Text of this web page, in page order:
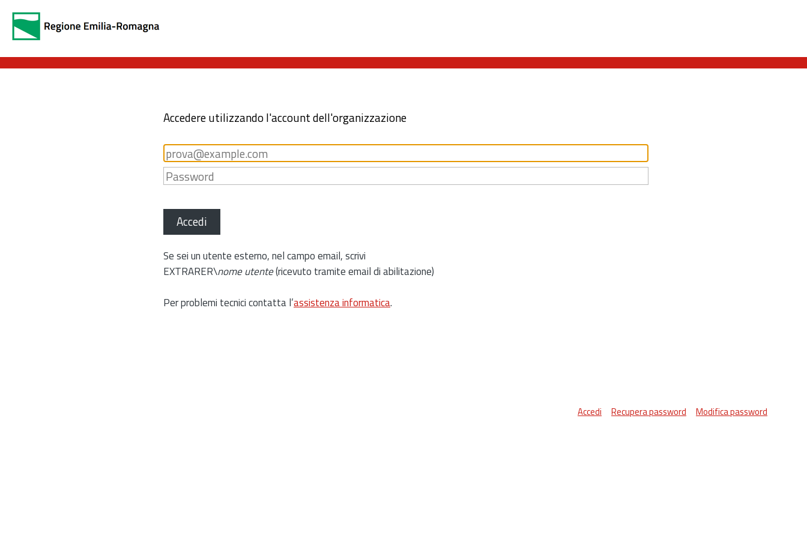
Accedere utilizzando l'account dell'organizzazione
Accedi
Se sei un utente esterno, nel campo email, scrivi
EXTRARER\nome utente(ricevuto tramite email di abilitazione)
Per problemi tecnici contatta l’assistenza informatica.
Accedi Recupera password Modifica password